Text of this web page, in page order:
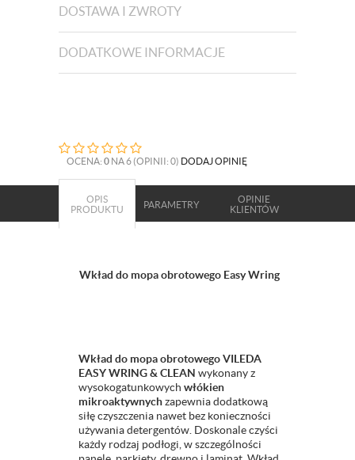
DOSTAWA I ZWROTY
DODATKOWE INFORMACJE
OCENA: 0 NA 6 (OPINII: 0) DODAJ OPINIĘ
OPIS
PRODUKTU
PARAMETRY
OPINIE
KLIENTÓW
Wkład do mopa obrotowego Easy Wring
Wkład do mopa obrotowego VILEDA
EASY WRING & CLEAN wykonany z
wysokogatunkowych włókien
mikroaktywnychzapewnia dodatkową
siłę czyszczenia nawet bez konieczności
używania detergentów. Doskonale czyści
każdy rodzaj podłogi, w szczególności